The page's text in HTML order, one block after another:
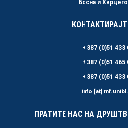
Босна и
+ 387 (0)51 433
+ 387 (0)51 465
+ 387 (0)51 433
info [at]
ПРАТИТЕ НАС НА